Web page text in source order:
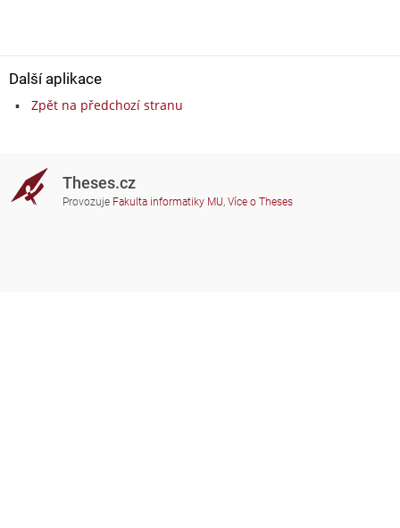
Další aplikace
Zpět na předchozí stranu
Theses.cz
Provozuje Fakulta informatiky MU, Více o Theses